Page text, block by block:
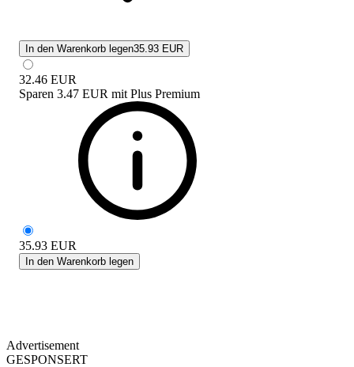
In den Warenkorb legen35.93 EUR
32.46 EUR
Sparen 3.47 EUR mit Plus Premium
35.93 EUR
In den Warenkorb legen
Advertisement
GESPONSERT